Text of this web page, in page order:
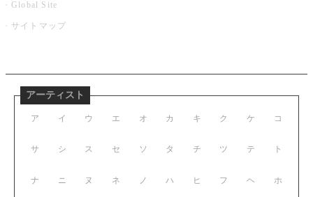
Global Site
サイトマップ
アーティスト
ア イ ウ エ オ
サ シ ス セ ソ
ナ ニ ヌ ネ ノ
カ キ ク ケ コ
タ チ ツ テ ト
ハ ヒ フ ヘ ホ